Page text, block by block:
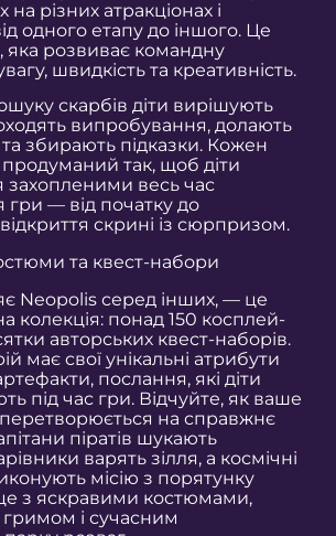
на різних атракціонах і
одного етапу до іншого. Це
яка розвиває командну
швидкість та креативність.
скарбів діти вирішують
випробування, долають
збирають підказки. Кожен
продуманий так, щоб діти
весь час
— від початку до
скрині із сюрпризом.
та квест-набори
Neopolis серед інших, — це
колекція: понад 150 косплей-
авторських квест-наборів.
має свої унікальні атрибути
послання, які діти
під час гри. Відчуйте, як ваше
на справжнє
піратів шукають
варять зілля, а космічні
місію з порятунку
з яскравими костюмами,
і сучасним